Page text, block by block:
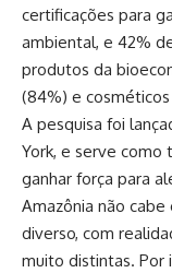
certificações para
ambiental, e 42%
produtos da
(84%) e
A pesquisa foi
York, e serve
ganhar força para
Amazônia não
diverso, com
muito distintas. Por